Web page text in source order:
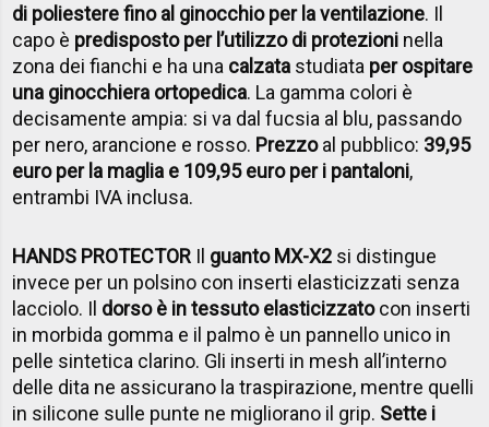
di poliestere fino al ginocchio per la ventilazione. Il
capo è predisposto per l’utilizzo di protezioni nella
zona dei fianchi e ha una calzata studiata per ospitare
una ginocchiera ortopedica. La gamma colori è
decisamente ampia: si va dal fucsia al blu, passando
per nero, arancione e rosso. Prezzoal pubblico: 39,95
euro per la maglia e 109,95 euro per i pantaloni,
entrambi IVA inclusa.
HANDS PROTECTOR Il guanto MX-X2 si distingue
invece per un polsino con inserti elasticizzati senza
lacciolo. Il dorso è in tessuto elasticizzatocon inserti
in morbida gomma e il palmo è un pannello unico in
pelle sintetica clarino. Gli inserti in mesh all’interno
delle dita ne assicurano la traspirazione, mentre quelli
in silicone sulle punte ne migliorano il grip. Sette i